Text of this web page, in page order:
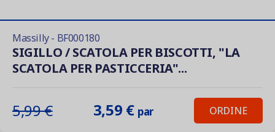
Massilly - BF000180
SIGILLO / SCATOLA PER BISCOTTI, "LA
SCATOLA PER PASTICCERIA"...
5,99 € 3,59 € par ORDINE